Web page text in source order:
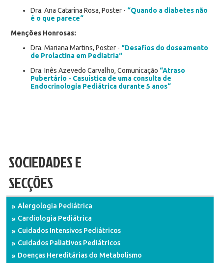
Dra. Ana Catarina Rosa, Poster - “Quando a diabetes não
é o que parece“
Menções Honrosas:
Dra. Mariana Martins, Poster - “Desafios do doseamento
de Prolactina em Pediatria“
Dra. Inês Azevedo Carvalho, Comunicação “Atraso
Pubertário - Casuística de uma consulta de
Endocrinologia Pediátrica durante 5 anos“
SOCIEDADES E
SECÇÕES
Alergologia Pediátrica
Cardiologia Pediátrica
Cuidados Intensivos Pediátricos
Cuidados Paliativos Pediátricos
Doenças Hereditárias do Metabolismo